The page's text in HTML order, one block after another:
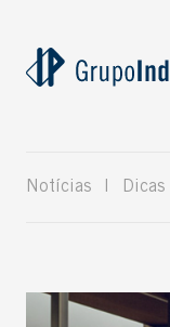
Notícias Dicas